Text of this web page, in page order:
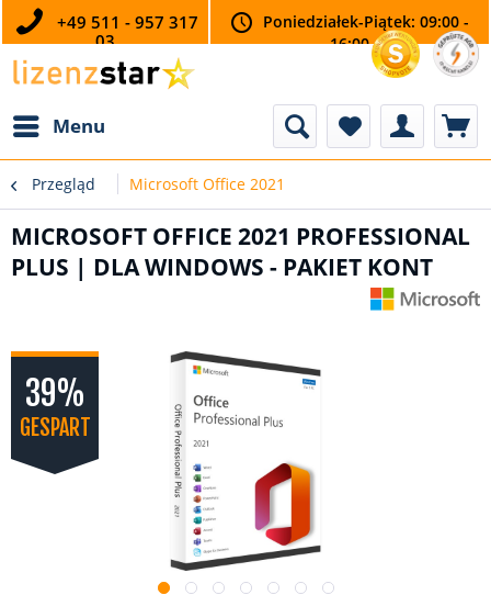
+49 511 - 957 317
03
Poniedziałek-Piątek: 09:00 -
16:00
Menu
Przegląd Microsoft Office 2021
MICROSOFT OFFICE 2021 PROFESSIONAL
PLUS | DLA WINDOWS - PAKIET KONT
39%
GESPART